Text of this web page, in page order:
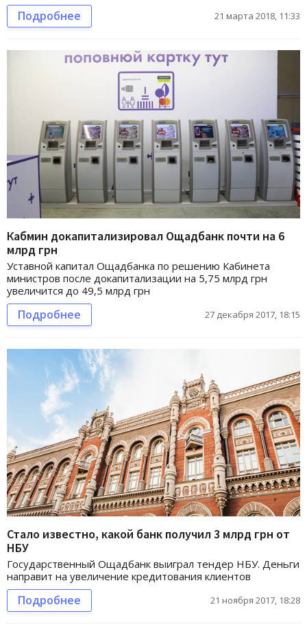
Подробнее 21 марта 2018, 11:33
Кабмин докапитализировал Ощадбанк почти на 6
млрд грн
Уставной капитал Ощадбанка по решению Кабинета
министров после докапитализации на 5,75 млрд грн
увеличится до 49,5 млрд грн
Подробнее 27 декабря 2017, 18:15
Стало известно, какой банк получил 3 млрд грн от
НБУ
Государственный Ощадбанк выиграл тендер НБУ. Деньги
направит на увеличение кредитования клиентов
Подробнее 21 ноября 2017, 18:28